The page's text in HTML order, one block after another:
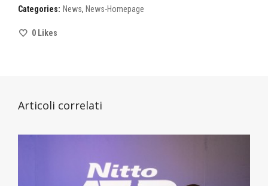
Categories: News, News-Homepage
0 Likes
Articoli correlati